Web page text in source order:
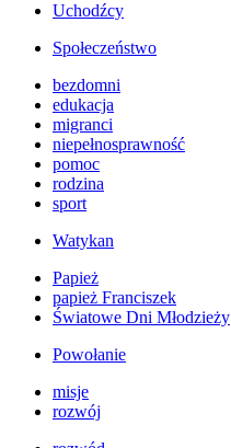
Uchodźcy
Społeczeństwo
bezdomni
edukacja
migranci
niepełnosprawność
pomoc
rodzina
sport
Watykan
Papież
papież Franciszek
Światowe Dni Młodzieży
Powołanie
misje
rozwój